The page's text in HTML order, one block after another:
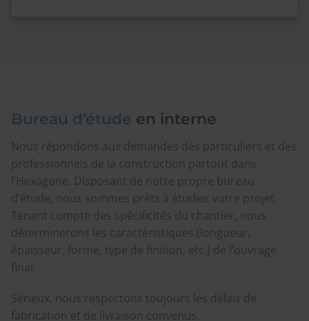
Bureau d’étude en interne
Nous répondons aux demandes des particuliers et des
professionnels de la construction partout dans
l’Hexagone. Disposant de notre propre bureau
d’étude, nous sommes prêts à étudier votre projet.
Tenant compte des spécificités du chantier, nous
déterminerons les caractéristiques (longueur,
épaisseur, forme, type de finition, etc.) de l’ouvrage
final.
Sérieux, nous respectons toujours les délais de
fabrication et de livraison convenus.